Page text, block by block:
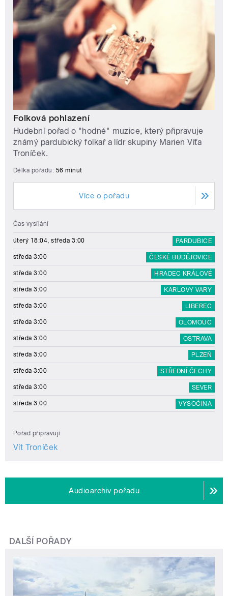
Folková pohlazení
Hudební pořad o "hodné" muzice, který připravuje
známý pardubický folkař a lídr skupiny Marien Víťa
Troníček.
Délka pořadu: 56 minut
Více o pořadu
Čas vysílání
úterý 18:04, středa 3:00 PARDUBICE
středa 3:00 ČESKÉ BUDĚJOVICE
středa 3:00 HRADEC KRÁLOVÉ
středa 3:00 KARLOVY VARY
středa 3:00 LIBEREC
středa 3:00 OLOMOUC
středa 3:00 OSTRAVA
středa 3:00 PLZEŇ
středa 3:00 STŘEDNÍ ČECHY
středa 3:00 SEVER
středa 3:00 VYSOČINA
Pořad připravují
Vít Troníček
Audioarchiv pořadu
DALŠÍ POŘADY